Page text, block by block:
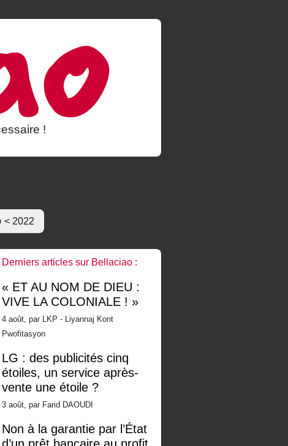
!
< 2022
Derniers articles sur Bellaciao :
« ET AU NOM DE DIEU :
VIVE LA COLONIALE ! »
4 août, par LKP - Liyannaj Kont
Pwofitasyon
LG : des publicités cinq
étoiles, un service après-
vente une étoile ?
3 août, par Farid DAOUDI
Non à la garantie par l’État